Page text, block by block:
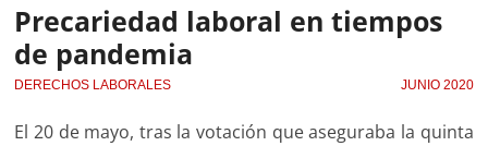
Precariedad laboral en tiempos
de pandemia
DERECHOS LABORALES JUNIO 2020
El 20 de mayo, tras la votación que aseguraba la quinta